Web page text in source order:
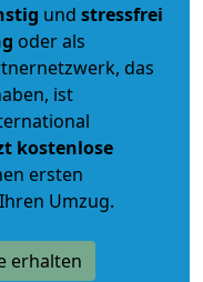
und stressfrei
oder als
das
ist
kostenlose
ersten
Umzug.
erhalten